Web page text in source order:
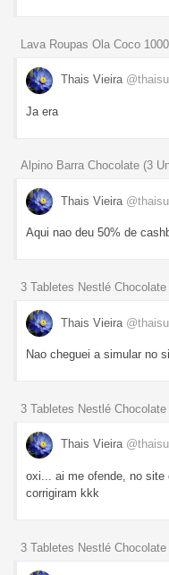
Lava Roupas Ola Coco
Thais Vieira
Ja era
Alpino Barra Chocolate (3
Thais Vieira
Aqui nao deu 50% de
3 Tabletes Nestlé Chocolate
Thais Vieira
Nao cheguei a simular no
3 Tabletes Nestlé Chocolate
Thais Vieira
oxi... ai me ofende, no site
corrigiram kkk
3 Tabletes Nestlé Chocolate